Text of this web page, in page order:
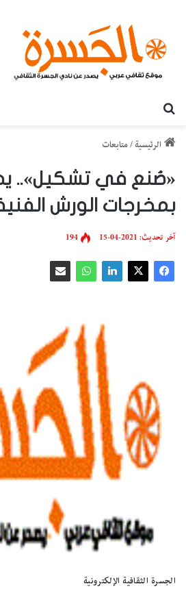
الرئيسية /متابعات
«صُنع في تشكيل»..
بمخرجات الورش
آخر تحديث: 2021-04-15 194
الجسرة الثقافية الإلكترونية